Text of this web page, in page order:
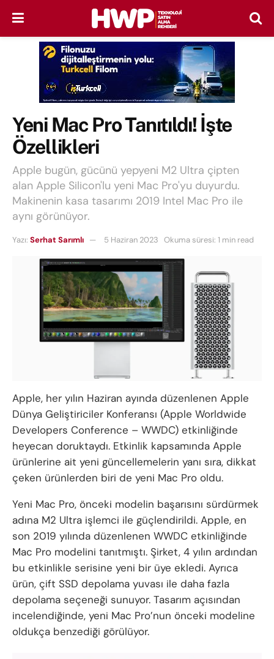
Yeni Mac Pro Tanıtıldı! İşte
Özellikleri
Apple bugün, gücünü yepyeni M2 Ultra çipten
alan Apple Silicon'lu yeni Mac Pro'yu duyurdu.
Makinenin kasa tasarımı 2019 Intel Mac Pro ile
aynı görünüyor.
Yazı: Serhat Sarımlı 5 Haziran 2023 Okuma süresi: 1 min read
Apple, her yılın Haziran ayında düzenlenen Apple
Dünya Geliştiriciler Konferansı (Apple Worldwide
Developers Conference – WWDC) etkinliğinde
heyecan doruktaydı. Etkinlik kapsamında Apple
ürünlerine ait yeni güncellemelerin yanı sıra, dikkat
çeken ürünlerden biri de yeni Mac Pro oldu.
Yeni Mac Pro, önceki modelin başarısını sürdürmek
adına M2 Ultra işlemci ile güçlendirildi. Apple, en
son 2019 yılında düzenlenen WWDC etkinliğinde
Mac Pro modelini tanıtmıştı. Şirket, 4 yılın ardından
bu etkinlikle serisine yeni bir üye ekledi. Ayrıca
ürün, çift SSD depolama yuvası ile daha fazla
depolama seçeneği sunuyor. Tasarım açısından
incelendiğinde, yeni Mac Pro’nun önceki modeline
oldukça benzediği görülüyor.